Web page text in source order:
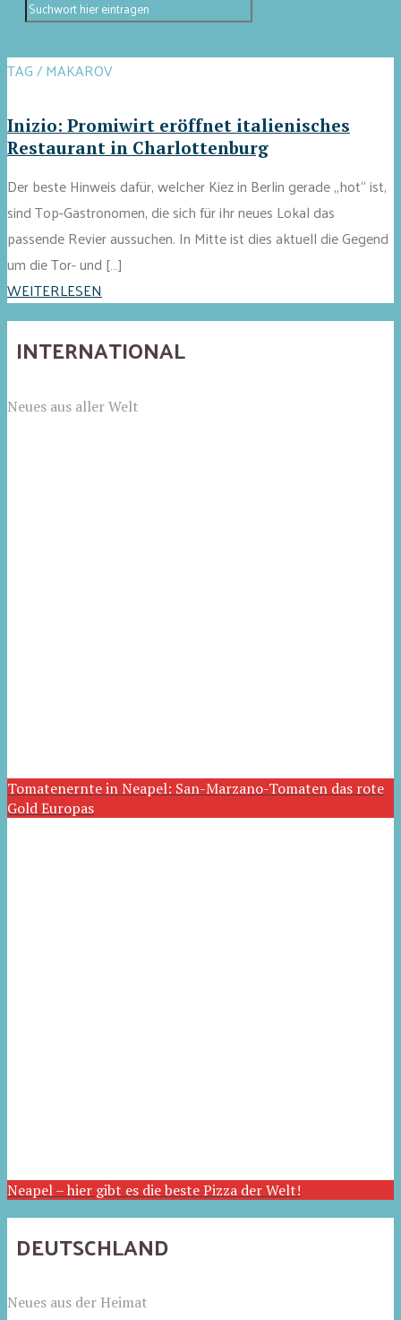
TAG / MAKAROV
Inizio: Promiwirt eröffnet italienisches
Restaurant in Charlottenburg
Der beste Hinweis dafür, welcher Kiez in Berlin gerade „hot“ ist,
sind Top-Gastronomen, die sich für ihr neues Lokal das
passende Revier aussuchen. In Mitte ist dies aktuell die Gegend
um die Tor- und […]
WEITERLESEN
INTERNATIONAL
Neues aus aller Welt
Tomatenernte in Neapel: San-Marzano-Tomaten das rote
Gold Europas
Neapel – hier gibt es die beste Pizza der Welt!
DEUTSCHLAND
Neues aus der Heimat